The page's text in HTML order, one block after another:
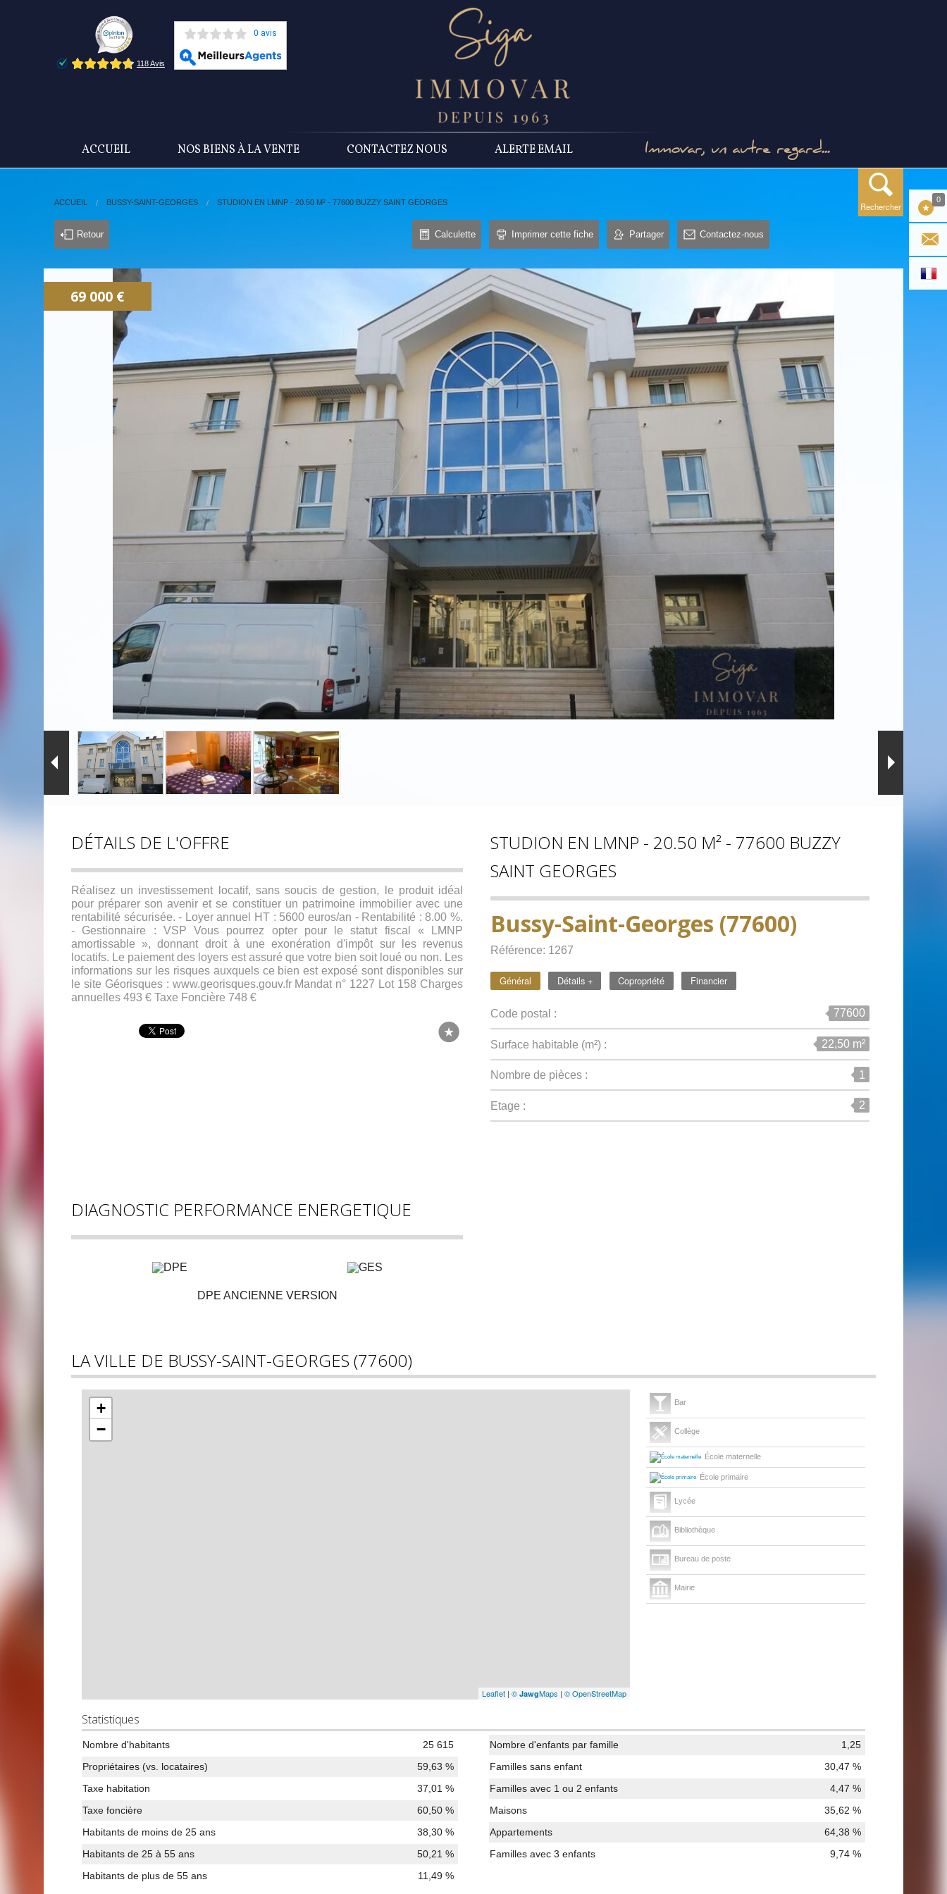
0 avis
ACCUEIL NOS BIENS À LA VENTE CONTACTEZ NOUS ALERTE EMAIL Immovar, un autre regard...
0
ACCUEIL BUSSY-SAINT-GEORGES STUDION EN LMNP - 20.50 M² - 77600 BUZZY SAINT GEORGES Rechercher
Retour Calculette Imprimer cette fiche Partager Contactez-nous
69 000 €
DÉTAILS DE L'OFFRE
Réalisez un investissement locatif, sans soucis de gestion, le produit idéal
pour préparer son avenir et se constituer un patrimoine immobilier avec une
rentabilité sécurisée. - Loyer annuel HT : 5600 euros/an - Rentabilité : 8.00 %.
- Gestionnaire : VSP Vous pourrez opter pour le statut fiscal « LMNP
amortissable », donnant droit à une exonération d'impôt sur les revenus
locatifs. Le paiement des loyers est assuré que votre bien soit loué ou non. Les
informations sur les risques auxquels ce bien est exposé sont disponibles sur
le site Géorisques : www.georisques.gouv.fr Mandat n° 1227 Lot 158 Charges
annuelles 493 € Taxe Foncière 748 €
STUDION EN LMNP - 20.50 M² - 77600 BUZZY
SAINT GEORGES
Bussy-Saint-Georges (77600)
Référence: 1267
Général Détails + Copropriété Financier
Code postal : 77600
Surface habitable (m²) : 22,50 m²
Nombre de pièces : 1
Etage : 2
DIAGNOSTIC PERFORMANCE ENERGETIQUE
DPE ANCIENNE VERSION
LA VILLE DE BUSSY-SAINT-GEORGES (77600)
+
−
Leaflet |©JawgMaps |© OpenStreetMap
Bar
Collège
École maternelle
École primaire
Lycée
Bibliothèque
Bureau de poste
Mairie
Statistiques
Nombre d'habitants 25 615
Propriétaires (vs. locataires) 59,63 %
Taxe habitation 37,01 %
Taxe foncière 60,50 %
Habitants de moins de 25 ans 38,30 %
Habitants de 25 à 55 ans 50,21 %
Habitants de plus de 55 ans 11,49 %
Nombre d'enfants par famille 1,25
Familles sans enfant 30,47 %
Familles avec 1 ou 2 enfants 4,47 %
Maisons 35,62 %
Appartements 64,38 %
Familles avec 3 enfants 9,74 %